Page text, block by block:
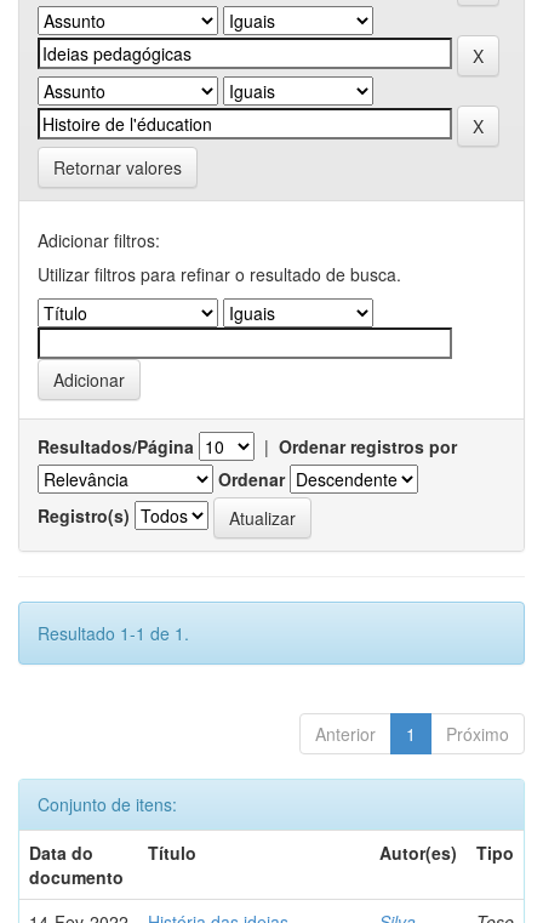
Retornar valores
Adicionar filtros:
Utilizar filtros para refinar o resultado de busca.
Resultados/Página | Ordenar registros por
Ordenar
Registro(s)
Resultado 1-1 de 1.
Anterior 1 Próximo
Conjunto de itens:
Data do
documento
Título Autor(es) Tipo